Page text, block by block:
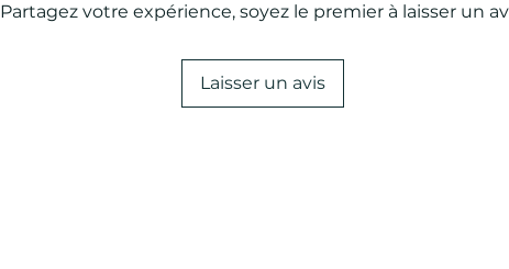
Partagez votre expérience, soyez le premier à laisser un
Laisser un avis